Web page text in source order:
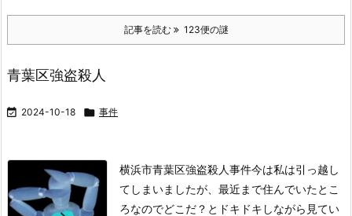
記事を読む 123便の謎
青葉区強盗殺人
 2024-10-18  事件
横浜市青葉区強盗殺人事件今は私は引っ越し
てしまいましたが、最近まで住んでいたとこ
ろなのでどこだ？とドキドキしながら見てい